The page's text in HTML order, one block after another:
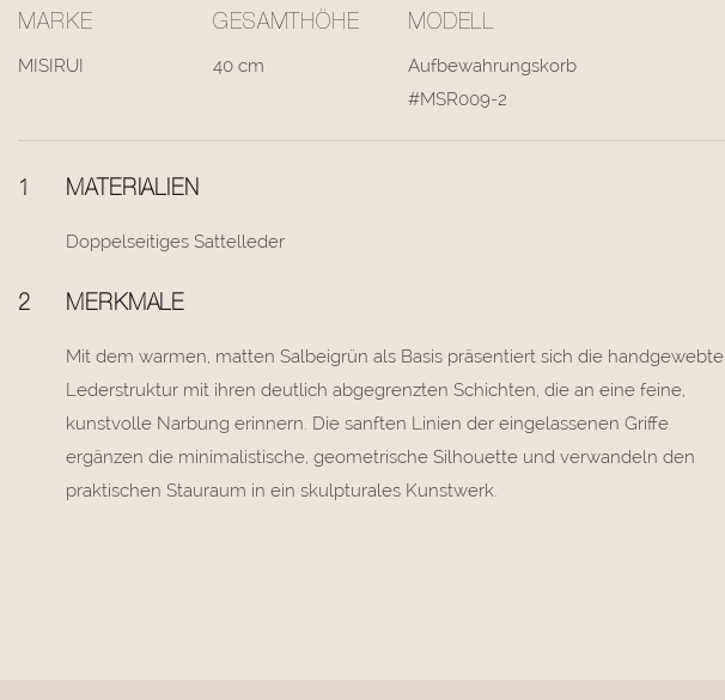
MARKE
MISIRUI
GESAMTHÖHE
40 cm
MODELL
Aufbewahrungskorb
#MSR009-2
1 MATERIALIEN
Doppelseitiges Sattelleder
2 MERKMALE
Mit dem warmen, matten Salbeigrün als Basis präsentiert sich die handgewebte
Lederstruktur mit ihren deutlich abgegrenzten Schichten, die an eine feine,
kunstvolle Narbung erinnern. Die sanften Linien der eingelassenen Griffe
ergänzen die minimalistische, geometrische Silhouette und verwandeln den
praktischen Stauraum in ein skulpturales Kunstwerk.